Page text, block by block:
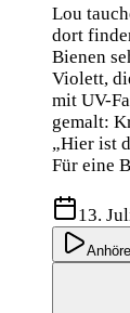
Lou
dort
Bienen
Violett,
mit UV-
gemalt:
„Hier ist
Für eine
13.